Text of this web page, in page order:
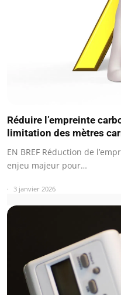
Réduire l’empreinte
limitation des mètres
EN BREF Réduction de
enjeu majeur pour…
3 janvier 2026